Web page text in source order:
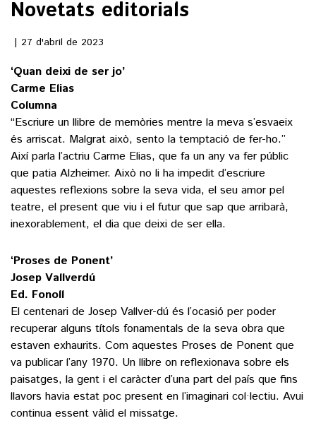
SOCIETAT
ECONOMIA
VEURE TOTES
ESPORTS
HOQUEI PATINS
VEURE TOTES
CULTURA
ARTS ESCÈNIQUES
CULTURA POPULAR
SUPLEMENTS
FOTOGALERIES
Novetats editorials
27 d'abril de 2023
‘Quan deixi de ser jo’
Carme Elias
Columna
“Escriure un llibre de memòries mentre la meva s’esvaeix
és arriscat. Malgrat això, sento la temptació de fer-ho.”
Així parla l’actriu Carme Elias, que fa un any va fer públic
que patia Alzheimer. Això no li ha impedit d’escriure
aquestes reflexions sobre la seva vida, el seu amor pel
teatre, el present que viu i el futur que sap que arribarà,
inexorablement, el dia que deixi de ser ella.
‘Proses de Ponent’
Josep Vallverdú
Ed. Fonoll
El centenari de Josep Vallver-dú és l’ocasió per poder
recuperar alguns títols fonamentals de la seva obra que
estaven exhaurits. Com aquestes Proses de Ponent que
va publicar l’any 1970. Un llibre on reflexionava sobre els
paisatges, la gent i el caràcter d’una part del país que fins
llavors havia estat poc present en l’imaginari col·lectiu. Avui
continua essent vàlid el missatge.